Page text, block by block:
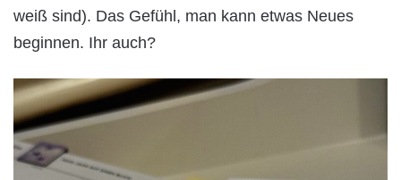
weiß sind). Das Gefühl, man kann etwas Neues
beginnen. Ihr auch?